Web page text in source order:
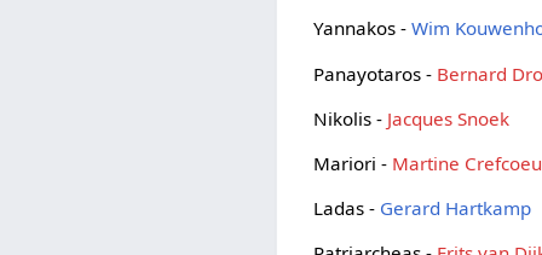
Yannakos -Wim
Panayotaros - Bernard
Nikolis - Jacques Snoek
Mariori - Martine
Ladas - Gerard Hartkamp